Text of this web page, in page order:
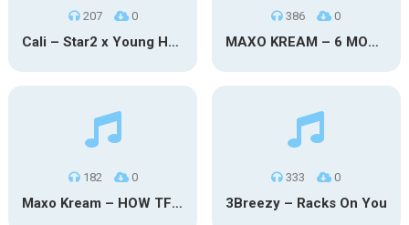
207 0
Cali – Star2 x Young Henny
386 0
MAXO KREAM – 6 MONTHS CLEAN
182 0
Maxo Kream – HOW TF I’M LUCKY
333 0
3Breezy – Racks On You